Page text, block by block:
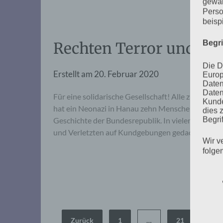
Rechten Terror und
Erstellt am 20. Februar 2020
Für eine solidarische Gesellschaft! Alle
hat ein Neonazi in Hanau zehn Menschen
Geschichte der Bundesrepublik. In vielen
und Verletzten auf Kundgebungen gedacht.
Seitennummerierung
Zurück 1 … 21
Die
dies
Wir